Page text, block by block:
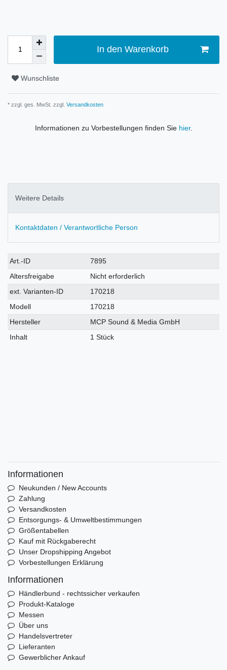
In den Warenkorb
Wunschliste
* zzgl. ges. MwSt. zzgl. Versandkosten
Informationen zu Vorbestellungen finden Sie hier.
Weitere Details
Kontaktdaten / Verantwortliche Person
Technisches
Merkmal
Wert
Art.-ID
7895
Altersfreigabe
Nicht erforderlich
ext. Varianten-ID
170218
Modell
170218
Hersteller
MCP Sound & Media GmbH
Inhalt
1 Stück
Informationen
Neukunden / New Accounts
Zahlung
Versandkosten
Entsorgungs- & Umweltbestimmungen
Größentabellen
Kauf mit Rückgaberecht
Unser Dropshipping Angebot
Vorbestellungen Erklärung
Informationen
Händlerbund - rechtssicher verkaufen
Produkt-Kataloge
Messen
Über uns
Handelsvertreter
Lieferanten
Gewerblicher Ankauf